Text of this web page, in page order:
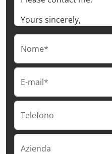
Nome*
E-mail*
Telefono
Azienda